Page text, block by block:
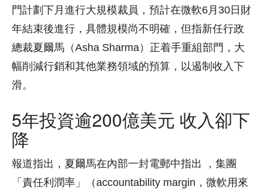
門計劃下月進行大規模裁員，預計在微軟6月30日財
年結束後進行，具體規模尚不明確，但指新任行政
總裁夏爾馬（Asha Sharma）正着手重組部門，大
幅削減行銷和其他業務領域的預算，以遏制收入下
滑。
5年投資逾200億美元 收入卻下
降
報道指出，夏爾馬在內部一封電郵中指出 ，集團
「責任利潤率」（accountability margin，微軟用來